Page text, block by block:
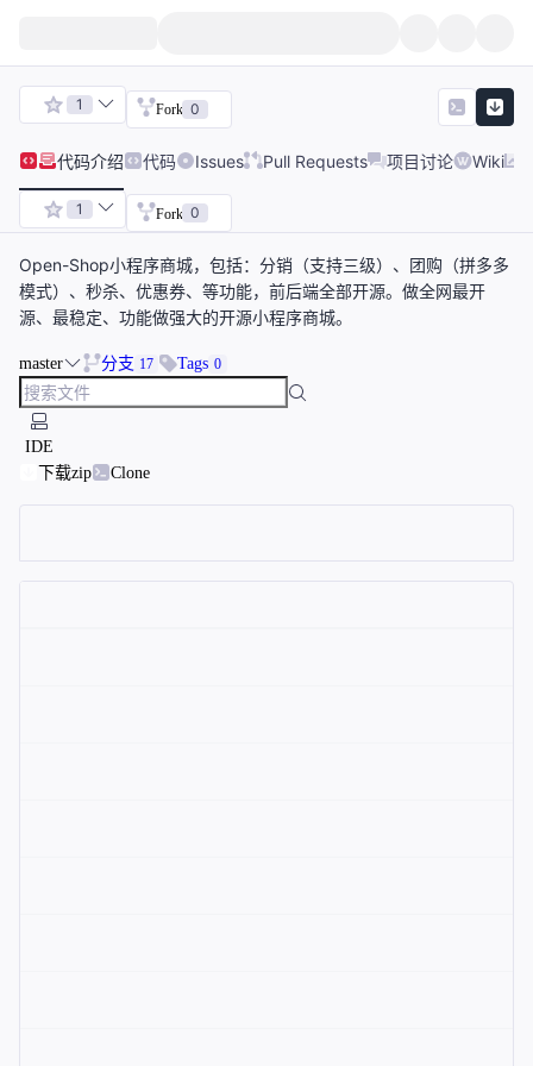
1 Fork 0
代码介绍 代码 Issues Pull Requests 项目讨论 Wiki
1 Fork 0
Open-Shop小程序商城，包括：分销（支持三级）、团购（拼多多
模式）、秒杀、优惠券、等功能，前后端全部开源。做全网最开
源、最稳定、功能做强大的开源小程序商城。
master 分支 17 Tags 0
IDE
下载zip
Clone